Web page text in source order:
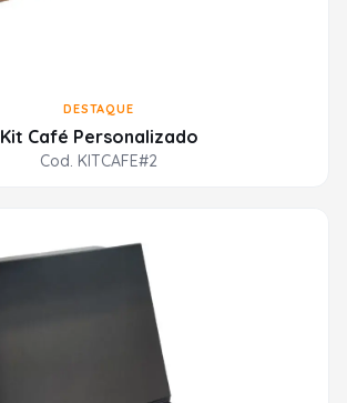
DESTAQUE
Kit Café Personalizado
Cod. KITCAFE#2